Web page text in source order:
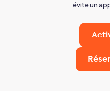
évite un